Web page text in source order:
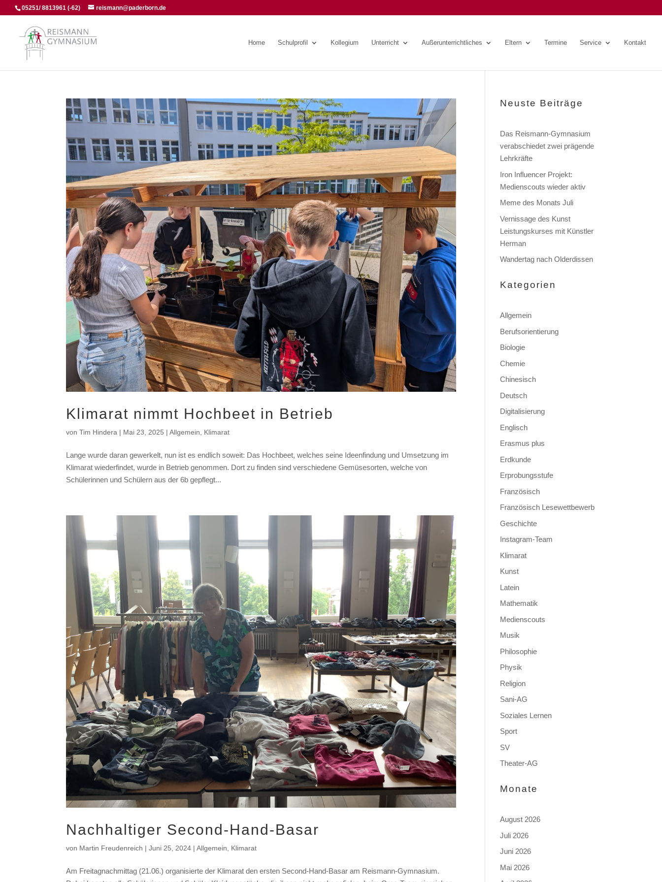
05251/ 8813961 (-62) reismann@paderborn.de
Home Schulprofil Kollegium Unterricht Außerunterrichtliches Eltern Termine Service Kontakt
Klimarat nimmt Hochbeet in Betrieb
vonTim Hindera | Mai 23, 2025 |Allgemein Klimarat
Lange wurde daran gewerkelt, nun ist es endlich soweit: Das Hochbeet, welches seine Ideenfindung und Umsetzung im
Klimarat wiederfindet, wurde in Betrieb genommen. Dort zu finden sind verschiedene Gemüsesorten, welche von
Schülerinnen und Schülern aus der 6b gepflegt...
Nachhaltiger Second-Hand-Basar
von Martin Freudenreich |Juni 25, 2024 |Allgemein Klimarat
Am Freitagnachmittag (21.06.) organisierte der Klimarat den ersten Second-Hand-Basar am Reismann-Gymnasium.
Neuste Beiträge
Das Reismann-Gymnasium
verabschiedet zwei prägende
Lehrkräfte
Iron Influencer Projekt:
Medienscouts wieder aktiv
Meme des Monats Juli
Vernissage des Kunst
Leistungskurses mit Künstler
Herman
Wandertag nach Olderdissen
Kategorien
Allgemein
Berufsorientierung
Biologie
Chemie
Chinesisch
Deutsch
Digitalisierung
Englisch
Erasmus plus
Erdkunde
Erprobungsstufe
Französisch
Französisch Lesewettbewerb
Geschichte
Instagram-Team
Klimarat
Kunst
Latein
Mathematik
Medienscouts
Musik
Philosophie
Physik
Religion
Sani-AG
Soziales Lernen
Sport
SV
Theater-AG
Monate
August 2026
Juli 2026
Juni 2026
Mai 2026